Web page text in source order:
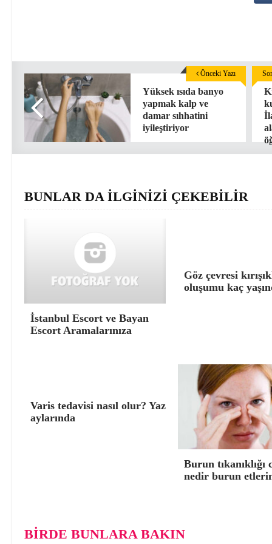
Yüksek ısıda banyo
yapmak kalp ve
damar sıhhatini
iyileştiriyor
Önceki Yazı
BUNLAR DA İLGİNİZİ ÇEKEBİLİR
İstanbul Escort ve Bayan
Escort Aramalarınıza
Göz çevresi
oluşumu kaç
Varis tedavisi nasıl olur? Yaz
aylarında
Burun tıkanıklığı
nedir burun
BİRDE BUNLARA BAKIN